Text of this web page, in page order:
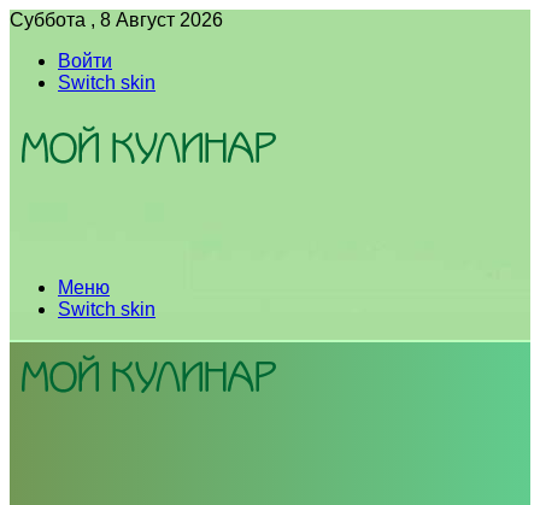
Суббота , 8 Август 2026
Войти
Switch skin
Меню
Switch skin